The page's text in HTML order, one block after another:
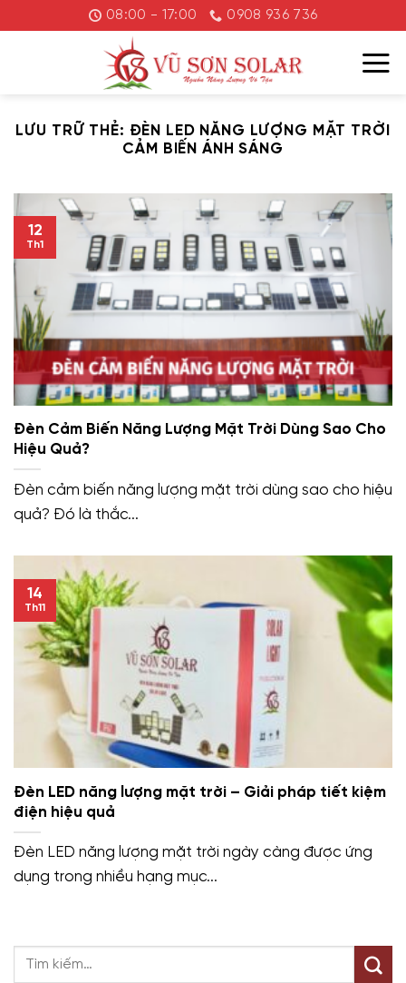
đến
08:00 - 17:00 0908 936 736
LƯU TRỮ THẺ: ĐÈN LED NĂNG LƯỢNG MẶT TRỜI
CẢM BIẾN ÁNH SÁNG
Đèn Cảm Biến Năng Lượng Mặt Trời Dùng Sao Cho
Hiệu Quả?
Đèn cảm biến năng lượng mặt trời dùng sao cho hiệu
quả? Đó là thắc...
12
Th1
Đèn LED năng lượng mặt trời – Giải pháp tiết kiệm
điện hiệu quả
Đèn LED năng lượng mặt trời ngày càng được ứng
dụng trong nhiều hạng mục...
14
Th11